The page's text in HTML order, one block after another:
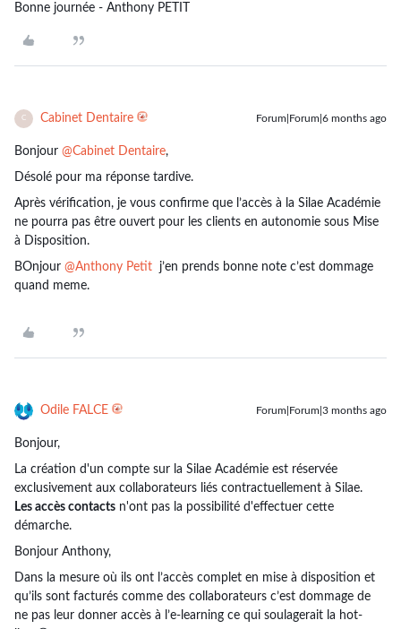
Bonne journée - Anthony PETIT
C Cabinet Dentaire Forum|Forum|6 months ago
Bonjour ​ @Cabinet Dentaire,
Désolé pour ma réponse tardive.
Après vérification, je vous confirme que l’accès à la Silae Académie
ne pourra pas être ouvert pour les clients en autonomie sous Mise
à Disposition.
BOnjour ​ @Anthony Petit j’en prends bonne note c’est dommage
quand meme.
Odile FALCE Forum|Forum|3 months ago
Bonjour,
La création d'un compte sur la Silae Académie est réservée
exclusivement aux collaborateurs liés contractuellement à Silae.
Les accès contacts n'ont pas la possibilité d'effectuer cette
démarche.
Bonjour Anthony,
Dans la mesure où ils ont l’accès complet en mise à disposition et
qu’ils sont facturés comme des collaborateurs c’est dommage de
ne pas leur donner accès à l’e-learning ce qui soulagerait la hot-